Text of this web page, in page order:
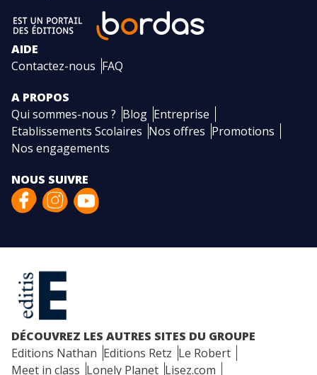
AIDE
Contactez-nous FAQ
A PROPOS
Qui sommes-nous ? Blog Entreprise
Etablissements Scolaires Nos offres Promotions
Nos engagements
NOUS SUIVRE
DÉCOUVREZ LES AUTRES SITES DU GROUPE
Editions Nathan Editions Retz Le Robert
Meet in class Lonely Planet Lisez.com